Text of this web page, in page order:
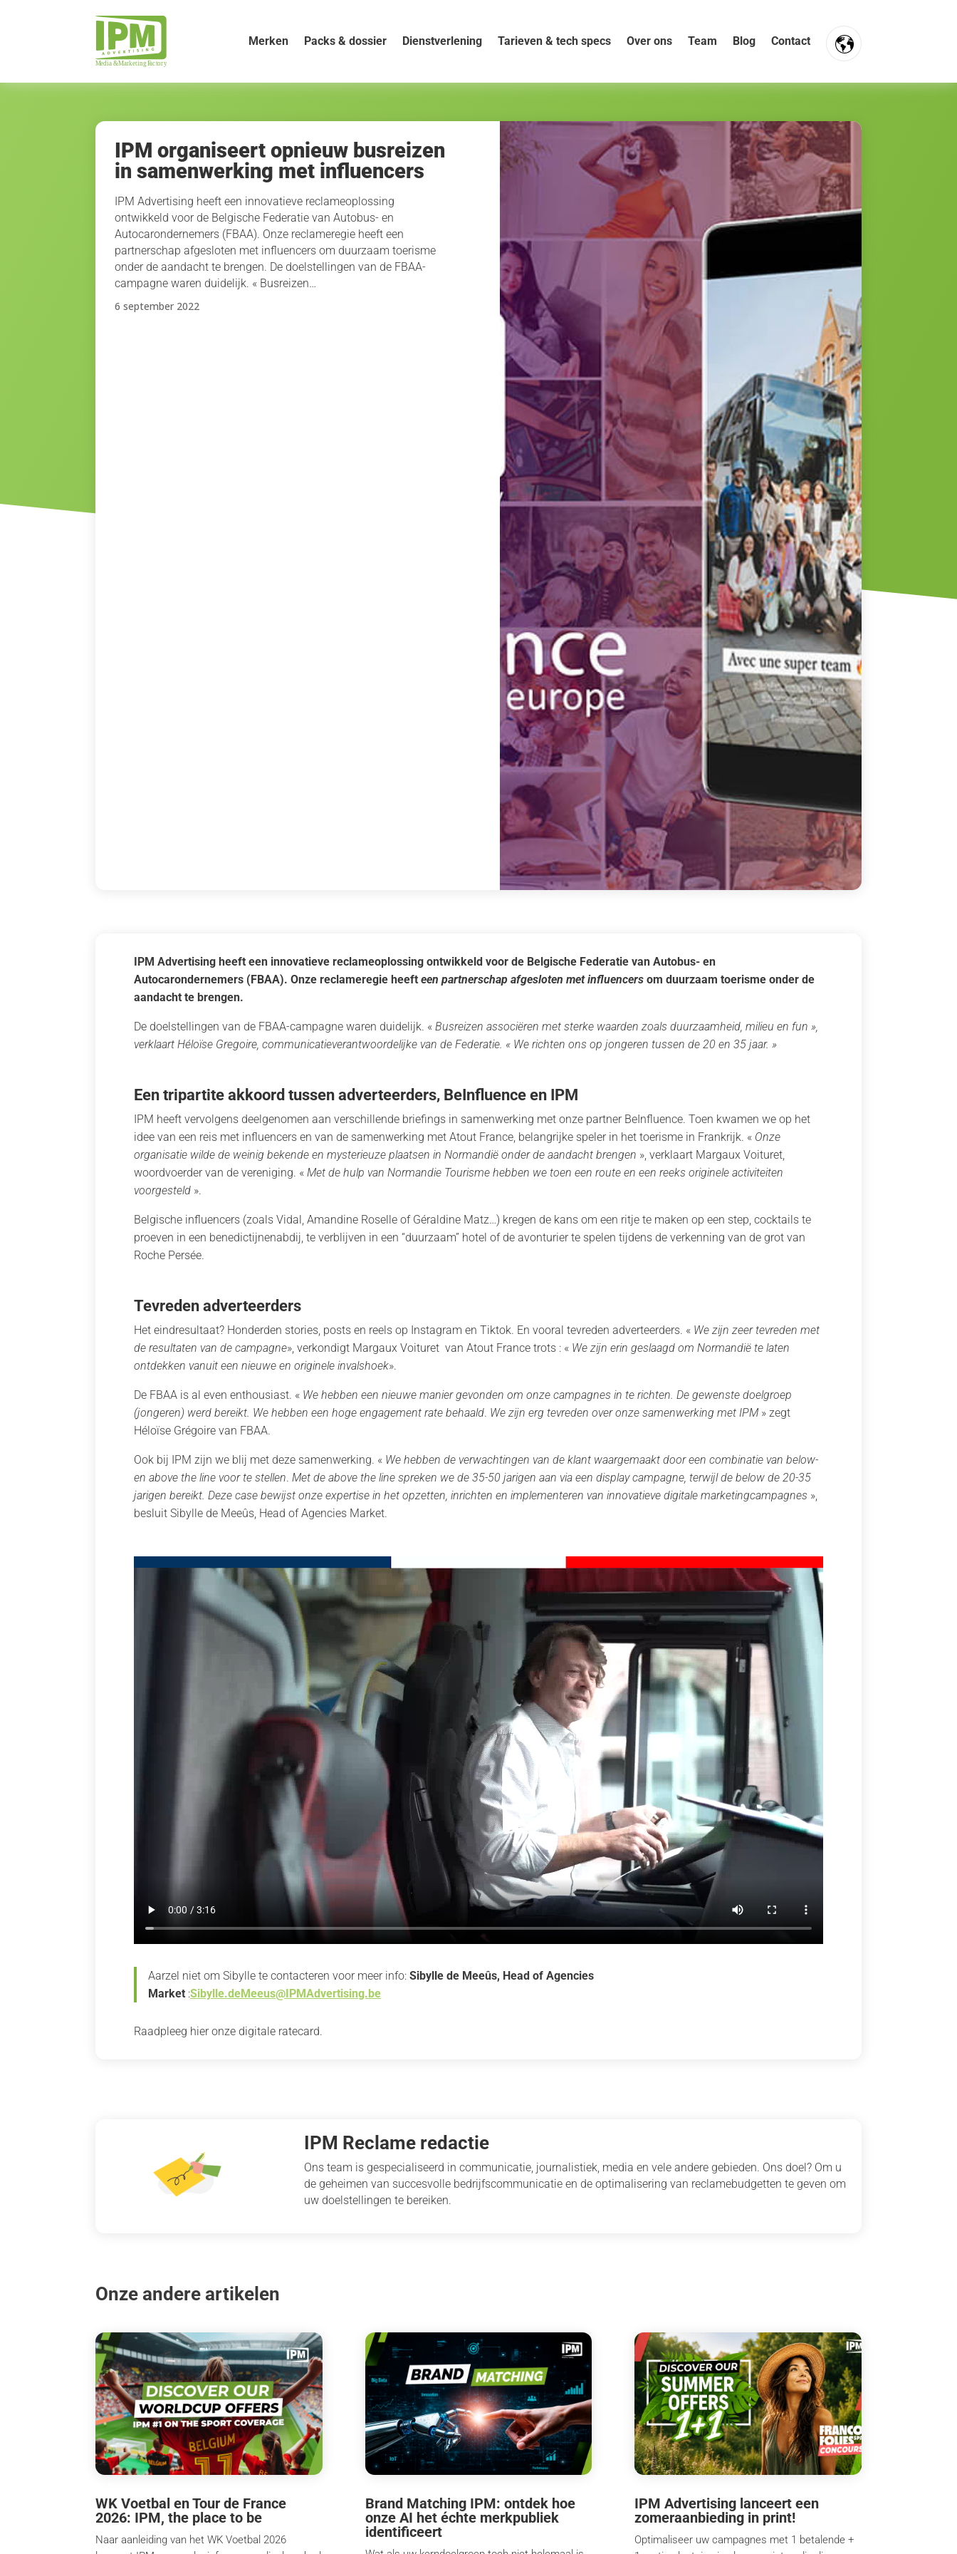
Merken Packs & dossier Dienstverlening Tarieven & tech specs Over ons Team Blog Contact
FR
IPM organiseert opnieuw busreizen
in samenwerking met influencers
IPM Advertising heeft een innovatieve reclameoplossing
ontwikkeld voor de Belgische Federatie van Autobus- en
Autocarondernemers (FBAA). Onze reclameregie heeft een
partnerschap afgesloten met influencers om duurzaam toerisme
onder de aandacht te brengen. De doelstellingen van de FBAA-
campagne waren duidelijk. « Busreizen…
6 september 2022
IPM Advertising heeft een innovatieve reclameoplossing ontwikkeld voor de Belgische Federatie van Autobus- en
Autocarondernemers (FBAA). Onze reclameregie heefteen partnerschap afgesloten met influencersom duurzaam toerisme onder de
aandacht te brengen.
De doelstellingen van de FBAA-campagne waren duidelijk. «Busreizen associëren met sterke waarden zoals duurzaamheid, milieu en fun »,
verklaart Héloïse Gregoire, communicatieverantwoordelijke van de Federatie. « We richten ons op jongeren tussen de 20 en 35 jaar. »
Een tripartite akkoord tussen adverteerders, BeInfluence en IPM
IPM heeft vervolgens deelgenomen aan verschillende briefings in samenwerking met onze partner BeInfluence. Toen kwamen we op het
idee van een reis met influencers en van de samenwerking met Atout France, belangrijke speler in het toerisme in Frankrijk. « Onze
organisatie wilde de weinig bekende en mysterieuze plaatsen in Normandië onder de aandacht brengen », verklaart Margaux Voituret,
woordvoerder van de vereniging. «Met de hulp van Normandie Tourisme hebben we toen een route en een reeks originele activiteiten
voorgesteld ».
Belgische influencers (zoals Vidal, Amandine Roselle of Géraldine Matz…) kregen de kans om een ritje te maken op een step, cocktails te
proeven in een benedictijnenabdij, te verblijven in een “duurzaam” hotel of de avonturier te spelen tijdens de verkenning van de grot van
Roche Persée.
Tevreden adverteerders
Het eindresultaat? Honderden stories, posts en reels op Instagram en Tiktok. En vooral tevreden adverteerders. « We zijn zeer tevreden met
de resultaten van de campagne», verkondigt Margaux Voituret van Atout France trots : « We zijn erin geslaagd om Normandië te laten
ontdekken vanuit een nieuwe en originele invalshoek».
De FBAA is al even enthousiast. « We hebben een nieuwe manier gevonden om onze campagnes in te richten. De gewenste doelgroep
(jongeren) werd bereikt. We hebben een hoge engagement rate behaald. We zijn erg tevreden over onze samenwerking met IPM » zegt
Héloïse Grégoire van FBAA.
Ook bij IPM zijn we blij met deze samenwerking. « We hebben de verwachtingen van de klant waargemaakt door een combinatie van below-
en above the line voor te stellen.Met de above the line spreken we de 35-50 jarigen aan via een display campagne, terwijl de below de 20-35
jarigen bereikt. Deze case bewijst onze expertise in het opzetten, inrichten en implementeren van innovatieve digitale marketingcampagnes »,
besluit Sibylle de Meeûs, Head of Agencies Market.
Aarzel niet om Sibylle te contacteren voor meer info:Sibylle de Meeûs, Head of Agencies
Market :Sibylle.deMeeus@IPMAdvertising.be
Raadpleeg hier onze digitale ratecard.
IPM Reclame redactie
Ons team is gespecialiseerd in communicatie, journalistiek, media en vele andere gebieden. Ons doel? Om u
de geheimen van succesvolle bedrijfscommunicatie en de optimalisering van reclamebudgetten te geven om
uw doelstellingen te bereiken.
Onze andere artikelen
WK Voetbal en Tour de France
2026: IPM, the place to be
Naar aanleiding van het WK Voetbal 2026
Brand Matching IPM: ontdek hoe
onze AI het échte merkpubliek
identificeert
IPM Advertising lanceert een
zomeraanbieding in print!
Optimaliseer uw campagnes met 1 betalende +